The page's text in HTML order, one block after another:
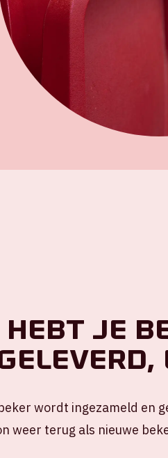
hebt je
wordt ingezameld en
weer terug als nieuwe